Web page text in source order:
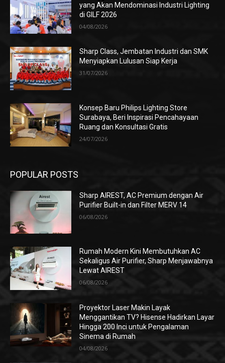
yang Akan Mendominasi Industri Lighting
di GILF 2026
04/08/2026
Sharp Class, Jembatan Industri dan SMK
Menyiapkan Lulusan Siap Kerja
31/07/2026
Konsep Baru Philips Lighting Store
Surabaya, Beri Inspirasi Pencahayaan
Ruang dan Konsultasi Gratis
24/07/2026
POPULAR POSTS
Sharp AIREST, AC Premium dengan Air
Purifier Built-in dan Filter MERV 14
06/08/2026
Rumah Modern Kini Membutuhkan AC
Sekaligus Air Purifier, Sharp Menjawabnya
Lewat AIREST
06/08/2026
Proyektor Laser Makin Layak
Menggantikan TV? Hisense Hadirkan Layar
Hingga 200 Inci untuk Pengalaman
Sinema di Rumah
04/08/2026